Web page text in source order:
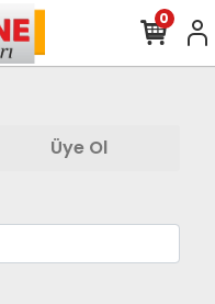
0
Üye Ol